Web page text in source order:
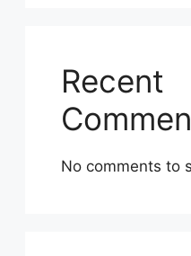
Recent
No comments to